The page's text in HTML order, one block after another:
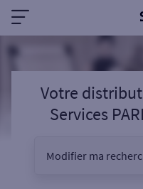
Votre
Services
Modifier ma